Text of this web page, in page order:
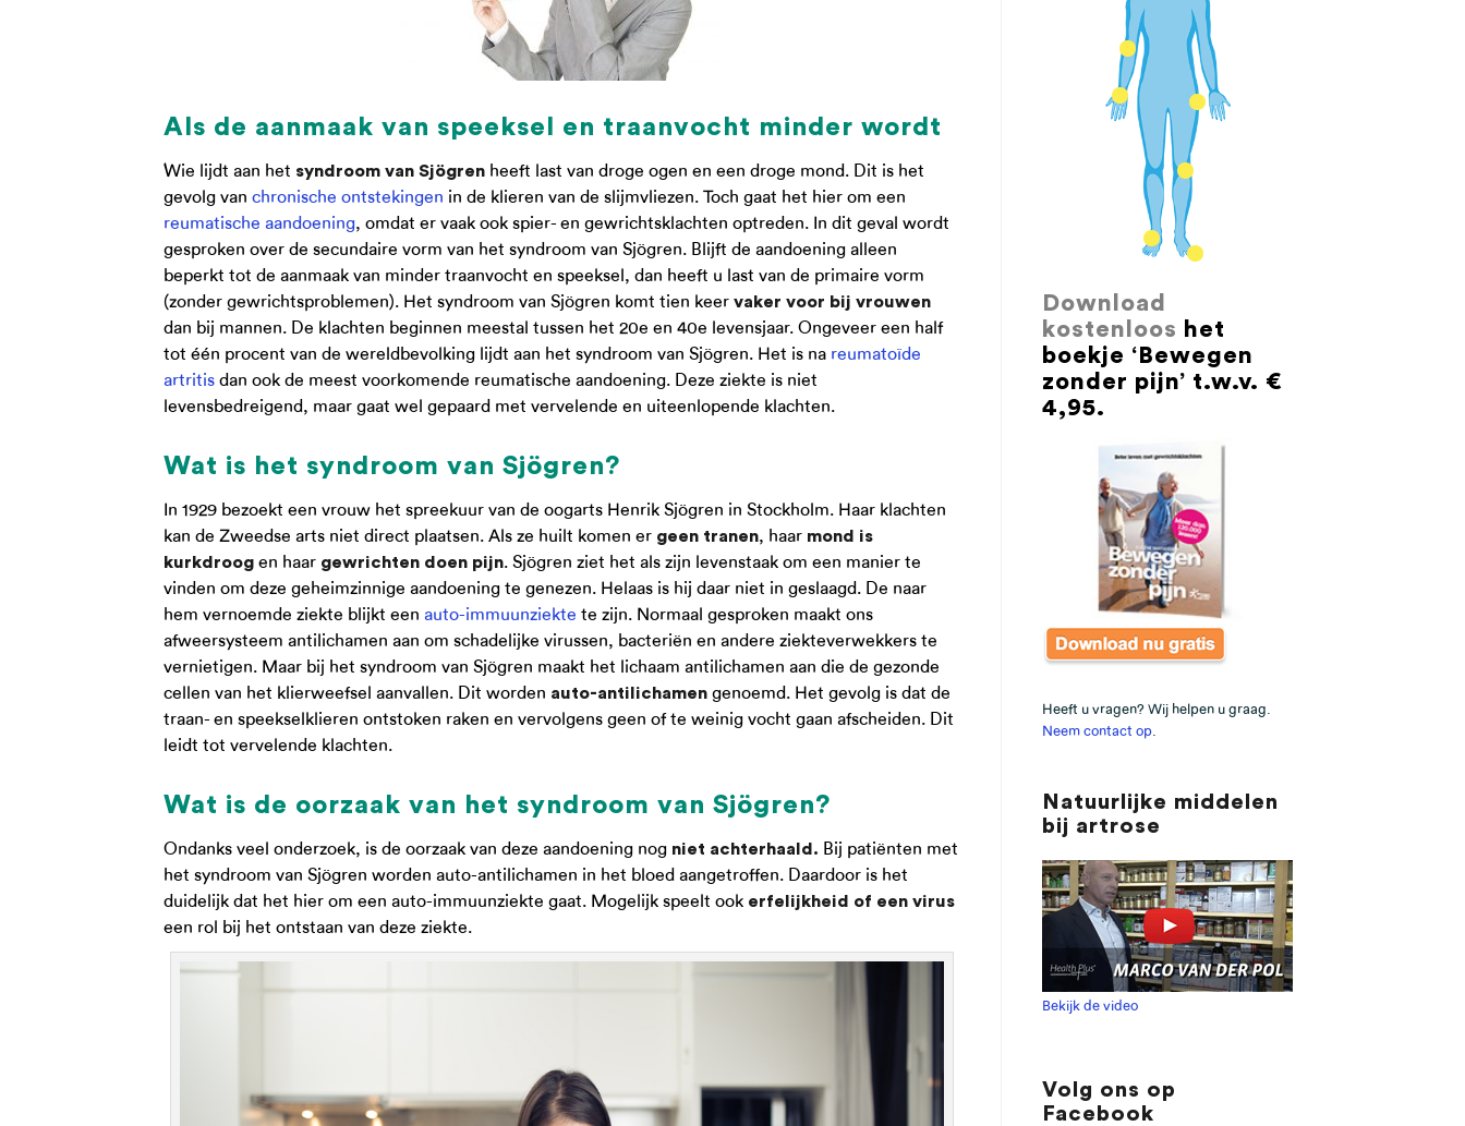
Als de aanmaak van speeksel en traanvocht minder wordt
Wie lijdt aan het syndroom van Sjögren heeft last van droge ogen en een droge mond. Dit is het
gevolg van chronische ontstekingen in de klieren van de slijmvliezen. Toch gaat het hier om een
reumatische aandoening, omdat er vaak ook spier- en gewrichtsklachten optreden. In dit geval wordt
gesproken over de secundaire vorm van het syndroom van Sjögren. Blijft de aandoening alleen
beperkt tot de aanmaak van minder traanvocht en speeksel, dan heeft u last van de primaire vorm
(zonder gewrichtsproblemen). Het syndroom van Sjögren komt tien keer vaker voor bij vrouwen
dan bij mannen. De klachten beginnen meestal tussen het 20e en 40e levensjaar. Ongeveer een half
tot één procent van de wereldbevolking lijdt aan het syndroom van Sjögren. Het is na reumatoïde
artritis dan ook de meest voorkomende reumatische aandoening. Deze ziekte is niet
levensbedreigend, maar gaat wel gepaard met vervelende en uiteenlopende klachten.
Wat is het syndroom van Sjögren?
In 1929 bezoekt een vrouw het spreekuur van de oogarts Henrik Sjögren in Stockholm. Haar klachten
kan de Zweedse arts niet direct plaatsen. Als ze huilt komen er geen tranen, haar mond is
kurkdroog en haar gewrichten doen pijn. Sjögren ziet het als zijn levenstaak om een manier te
vinden om deze geheimzinnige aandoening te genezen. Helaas is hij daar niet in geslaagd. De naar
hem vernoemde ziekte blijkt een auto-immuunziekte te zijn. Normaal gesproken maakt ons
afweersysteem antilichamen aan om schadelijke virussen, bacteriën en andere ziekteverwekkers te
vernietigen. Maar bij het syndroom van Sjögren maakt het lichaam antilichamen aan die de gezonde
cellen van het klierweefsel aanvallen. Dit worden auto-antilichamen genoemd. Het gevolg is dat de
traan- en speekselklieren ontstoken raken en vervolgens geen of te weinig vocht gaan afscheiden. Dit
leidt tot vervelende klachten.
Wat is de oorzaak van het syndroom van Sjögren?
Ondanks veel onderzoek, is de oorzaak van deze aandoening nog niet achterhaald. Bij patiënten met
het syndroom van Sjögren worden auto-antilichamen in het bloed aangetroffen. Daardoor is het
duidelijk dat het hier om een auto-immuunziekte gaat. Mogelijk speelt ook erfelijkheid of een virus
een rol bij het ontstaan van deze ziekte.
Download
kostenloos het
boekje ‘Bewegen
zonder pijn’ t.w.v. €
4,95.
Heeft u vragen? Wij helpen u graag.
Neem contact op
Natuurlijke middelen
bij artrose
Bekijk de video
Volg ons op
Facebook